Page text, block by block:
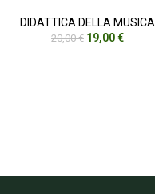
DIDATTICA DELLA MUSICA
20,00€ 19,00€